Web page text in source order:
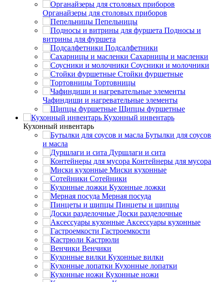
Органайзеры для столовых приборов
Пепельницы
Подносы и
витрины для фуршета
Подсалфетники
Сахарницы и масленки
Соусники и молочники
Стойки фуршетные
Тортовницы
Чафиндиши и нагревательные элементы
Щипцы фуршетные
Кухонный инвентарь
Кухонный инвентарь
Бутылки для соусов
и масла
Дуршлаги и сита
Контейнеры для мусора
Миски кухонные
Сотейники
Кухонные ложки
Мерная посуда
Пинцеты и щипцы
Доски разделочные
Аксессуары кухонные
Гастроемкости
Кастрюли
Венчики
Кухонные вилки
Кухонные лопатки
Кухонные ножи